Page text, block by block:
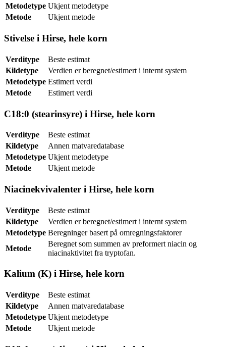
Metodetype Ukjent metodetype
Metode
Ukjent metode
Stivelse i Hirse, hele korn
Verditype
Beste estimat
Kildetype
Verdien er beregnet/estimert i internt system
Metodetype Estimert verdi
Metode
Estimert verdi
C18:0 (stearinsyre) i Hirse, hele korn
Verditype
Beste estimat
Kildetype
Annen matvaredatabase
Metodetype Ukjent metodetype
Metode
Ukjent metode
Niacinekvivalenter i Hirse, hele korn
Verditype
Beste estimat
Kildetype
Verdien er beregnet/estimert i internt system
Metodetype Beregninger basert på omregningsfaktorer
Metode
Beregnet som summen av preformert niacin og
niacinaktivitet fra tryptofan.
Kalium (K) i Hirse, hele korn
Verditype
Beste estimat
Kildetype
Annen matvaredatabase
Metodetype Ukjent metodetype
Metode
Ukjent metode